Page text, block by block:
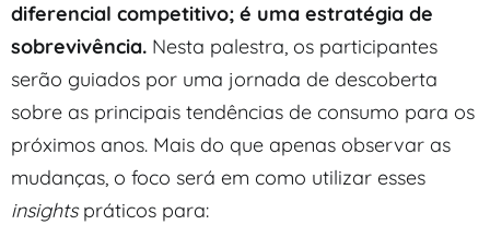
diferencial competitivo; é uma estratégia de
sobrevivência. Nesta palestra, os participantes
serão guiados por uma jornada de descoberta
sobre as principais tendências de consumo para os
próximos anos. Mais do que apenas observar as
mudanças, o foco será em como utilizar esses
insightspráticos para: